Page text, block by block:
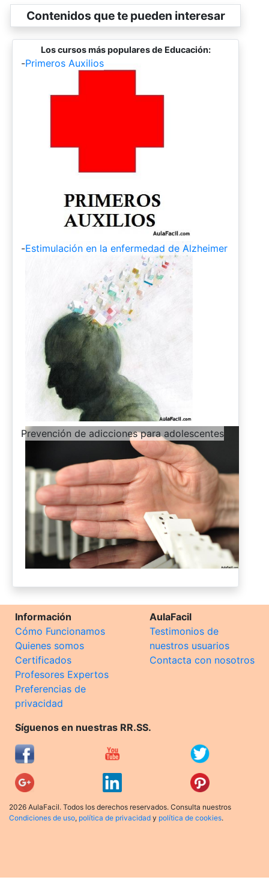
Contenidos que te pueden interesar
Los cursos más populares de Educación:
-Primeros Auxilios
-Estimulación en la enfermedad de Alzheimer
-
Prevención de adicciones para adolescentes
Información
Cómo Funcionamos
Quienes somos
Certificados
Profesores Expertos
Preferencias de
privacidad
AulaFacil
Testimonios de
nuestros usuarios
Contacta con nosotros
Síguenos en nuestras RR.SS.
2026 AulaFacil. Todos los derechos reservados. Consulta nuestros
Condiciones de uso, política de privacidad y política de cookies.